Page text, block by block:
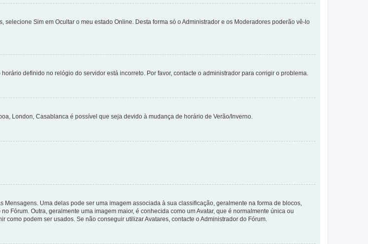
Sim em Ocultar o meu estado Online. Desta forma só o Administrador e os Moderadores poderão vê-lo
definido no relógio do servidor está incorreto. Por favor, contacte o administrador para corrigir o problema.
London, Casablanca é possível que seja devido à mudança de horário de Verão/Inverno.
Uma delas pode ser uma imagem associada à sua classificação, geralmente na forma de blocos,
Fórum. Outra, geralmente uma imagem maior, é conhecida como um Avatar, que é normalmente única ou
podem ser usados. Se não conseguir utilizar Avatares, contacte o Administrador do Fórum.